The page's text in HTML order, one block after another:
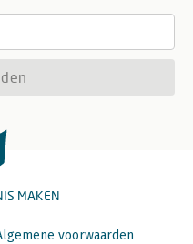
MAKEN
voorwaarden